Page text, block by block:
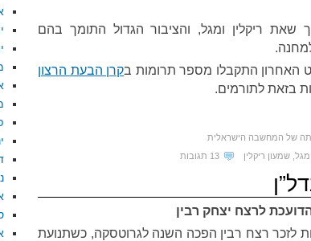
ריקלין ומגל, והציבור הגדול התומך בהם
האחרון התקבלו מספר תרומות בקרן הבעת הרצון
בזאת לתורמים.
של המחשבה הישראלית
מגל שמעון ריקלין 13 תגובות
לרצח יצחק רבין
לזכר רצח רבין הפכה השנה לגרוטסקה, כשתנועת